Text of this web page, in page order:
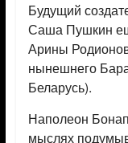
Будущий
Саша Пушкин
Арины
нынешнего
Беларусь).
Наполеон
мыслях